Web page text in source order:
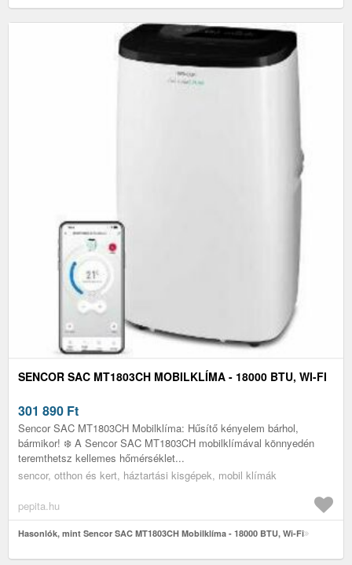
SENCOR SAC MT1803CH MOBILKLÍMA - 18000 BTU, WI-FI
301 890 Ft
Sencor SAC MT1803CH Mobilklíma: Hűsítő kényelem bárhol,
bármikor! ❄️ A Sencor SAC MT1803CH mobilklímával könnyedén
teremthetsz kellemes hőmérséklet...
sencor, otthon és kert, háztartási kisgépek, mobil klímák
pepita.hu
Hasonlók, mint Sencor SAC MT1803CH Mobilklíma - 18000 BTU, Wi-Fi